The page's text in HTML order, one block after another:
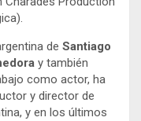
de Santiago
y también
como actor, ha
y director de
y en los últimos